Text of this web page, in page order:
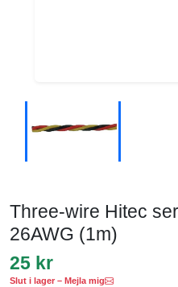
Three-wire Hitec
26AWG (1m)
25 kr
Slut i lager – Mejla mig